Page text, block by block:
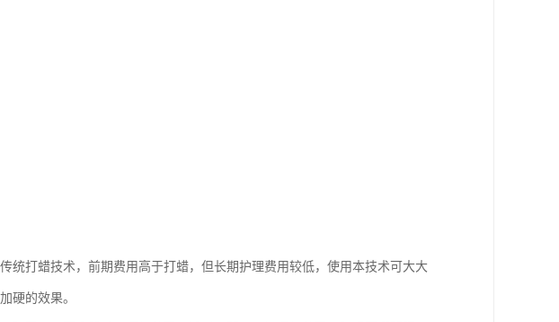
统打蜡技术，前期费用高于打蜡，但长期护理费用较低，使用本技术可大大
硬的效果。